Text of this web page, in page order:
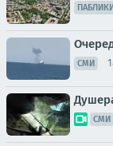
СМИ
СМИ